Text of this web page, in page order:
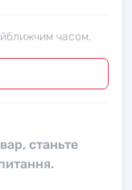
часом.
станьте